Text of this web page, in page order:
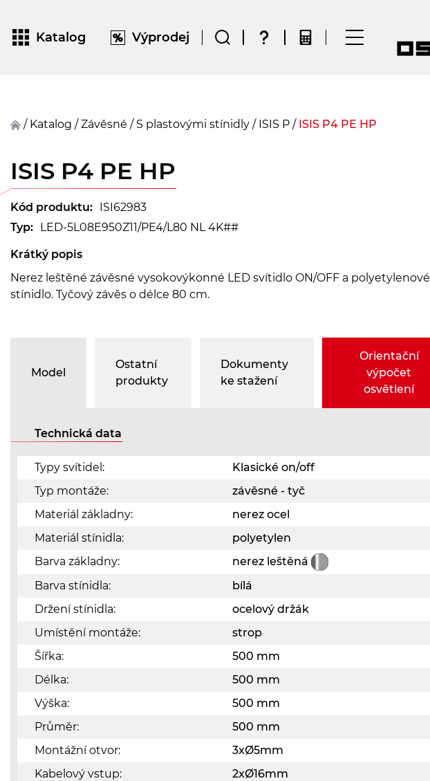
Katalog Výprodej
/ Katalog / závěsné / S plastovými stínidly / ISIS P / ISIS P4 PE HP
ISIS P4 PE HP
Kód produktu: ISI62983
Typ: LED-5L08E950Z11/PE4/L80 NL 4K##
Krátký popis
Nerez leštěné závěsné vysokovýkonné LED svítidlo ON/OFF a polyetylenové
stínidlo. Tyčový závěs o délce 80 cm.
Model
Ostatní
produkty
Dokumenty
ke stažení
Orientační
výpočet
osvětlení
Technická data
Typy svítidel:
Klasické on/off
Typ montáže:
závěsné - tyč
Materiál základny:
nerez ocel
Materiál stínidla:
polyetylen
Barva základny:
nerez leštěná
Barva stínidla:
bílá
Držení stínidla:
ocelový držák
Umístění montáže:
strop
Šířka:
500 mm
Délka:
500 mm
Výška:
500 mm
Průměr:
500 mm
Montážní otvor:
3xØ5mm
Kabelový vstup:
2xØ16mm